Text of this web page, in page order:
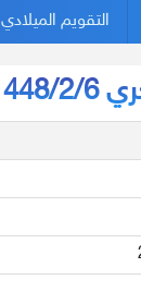
التقويم الميلادي
2/6